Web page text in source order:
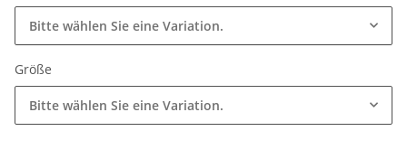
Bitte wählen Sie eine Variation.
Größe
Bitte wählen Sie eine Variation.